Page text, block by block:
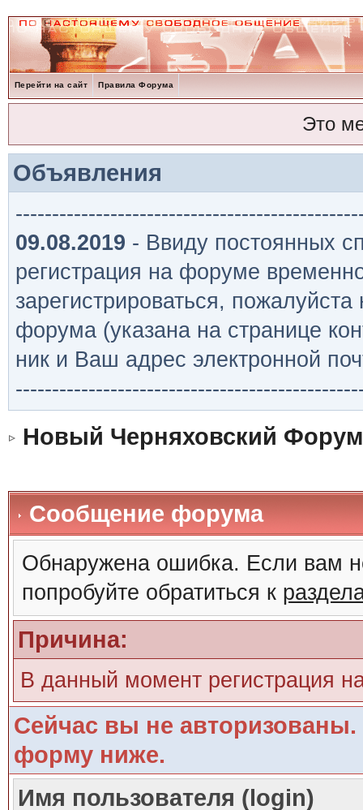
Перейти на сайт Правила Форума
Это
Объявления
09.08.2019 - Ввиду постоянных
регистрация на форуме
зарегистрироваться,
форума (указана на странице
ник и Ваш адрес электронной
Новый Черняховский Форум
Сообщение форума
Обнаружена ошибка. Если вам
попробуйте обратиться к
Причина:
В данный момент регистрация
Сейчас вы не авторизованы.
форму ниже.
Имя пользователя (login)